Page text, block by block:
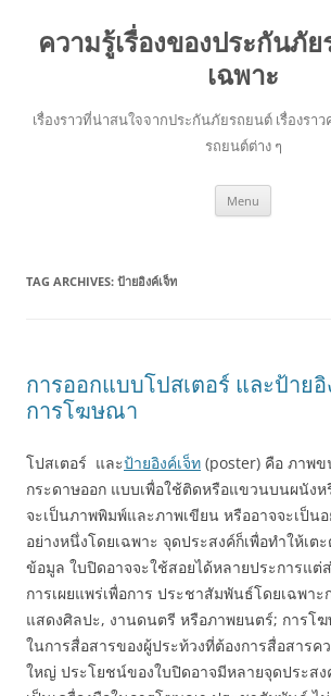
ความรู้เรื่องของประกันภั
เฉพาะ
เรื่องราวที่น่าสนใจจากประกันภัยรถยนต์ เรื่องรา
รถยนต์ต่าง ๆ
Menu
TAG ARCHIVES: ป้ายอิงค์เจ็ท
การออกแบบโปสเตอร์ และป้าย
การโฆษณา
โปสเตอร์ และป้ายอิงค์เจ็ท (poster) คือ ภาพ
กระดาษออก แบบเพื่อใช้ติดหรือแขวนบนผนังห
จะเป็นภาพพิมพ์และภาพเขียน หรืออาจจะเป็นอ
อย่างหนึ่งโดยเฉพาะ จุดประสงค์ก็เพื่อทำให้เต
ข้อมูล ใบปิดอาจจะใช้สอยได้หลายประการแ
การเผยแพร่เพื่อการ ประชาสัมพันธ์โดยเฉพา
แสดงศิลปะ, งานดนตรี หรือภาพยนตร์; การโ
ในการสื่อสารของผู้ประท้วงที่ต้องการสื่อสารค
ใหญ่ ประโยชน์ของใบปิดอาจมีหลายจุดประส